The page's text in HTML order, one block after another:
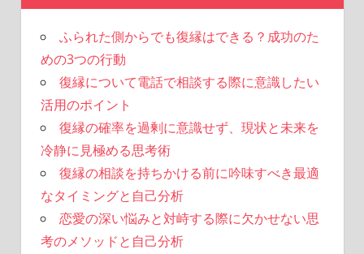
ふられた側からでも復縁はできる？成功のた
めの3つの行動
復縁について電話で相談する際に意識したい
活用のポイント
復縁の確率を過剰に意識せず、現状と未来を
冷静に見極める思考術
復縁の相談を持ちかける前に吟味すべき最適
なタイミングと自己分析
恋愛の深い悩みと対峙する際に欠かせない思
考のメソッドと自己分析